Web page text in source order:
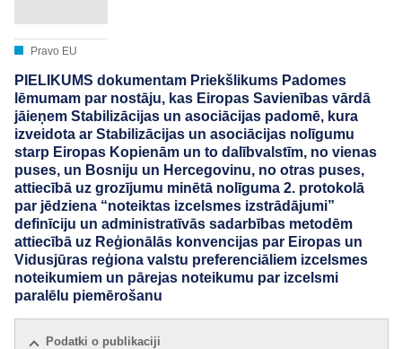
Pravo EU
PIELIKUMS dokumentam Priekšlikums Padomes
lēmumam par nostāju, kas Eiropas Savienības vārdā
jāieņem Stabilizācijas un asociācijas padomē, kura
izveidota ar Stabilizācijas un asociācijas nolīgumu
starp Eiropas Kopienām un to dalībvalstīm, no vienas
puses, un Bosniju un Hercegovinu, no otras puses,
attiecībā uz grozījumu minētā nolīguma 2. protokolā
par jēdziena “noteiktas izcelsmes izstrādājumi”
definīciju un administratīvās sadarbības metodēm
attiecībā uz Reģionālās konvencijas par Eiropas un
Vidusjūras reģiona valstu preferenciāliem izcelsmes
noteikumiem un pārejas noteikumu par izcelsmi
paralēlu piemērošanu
Podatki o publikaciji